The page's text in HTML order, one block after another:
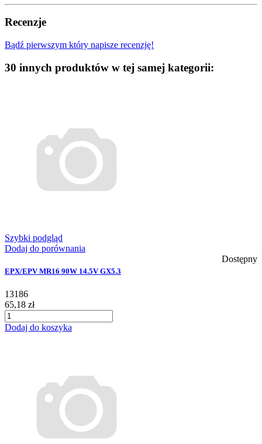
Recenzje
Bądź pierwszym który napisze recenzję!
30 innych produktów w tej samej kategorii:
Szybki podgląd
Dodaj do porównania
Dostępny
EPX/EPV MR16 90W 14.5V GX5.3
13186
65,18 zł
Dodaj do koszyka